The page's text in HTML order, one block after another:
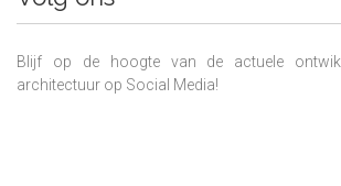
Blijf op de hoogte van de actuele
architectuur op Social Media!